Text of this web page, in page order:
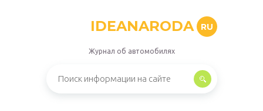
IDEANARODA RU
Журнал об автомобилях